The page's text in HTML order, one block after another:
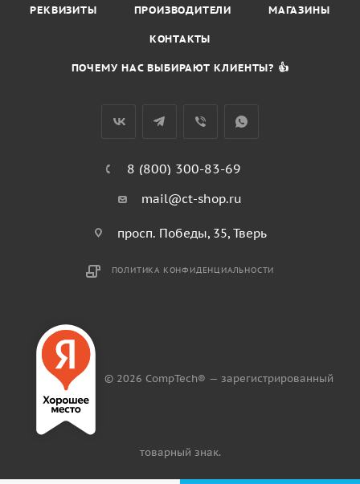
РЕКВИЗИТЫ ПРОИЗВОДИТЕЛИ МАГАЗИНЫ
КОНТАКТЫ
ПОЧЕМУ НАС ВЫБИРАЮТ КЛИЕНТЫ? 👍
8 (800) 300-83-69
mail@ct-shop.ru
просп. Победы, 35, Тверь
ПОЛИТИКА КОНФИДЕНЦИАЛЬНОСТИ
© 2026 CompTech® — зарегистрированный
товарный знак.